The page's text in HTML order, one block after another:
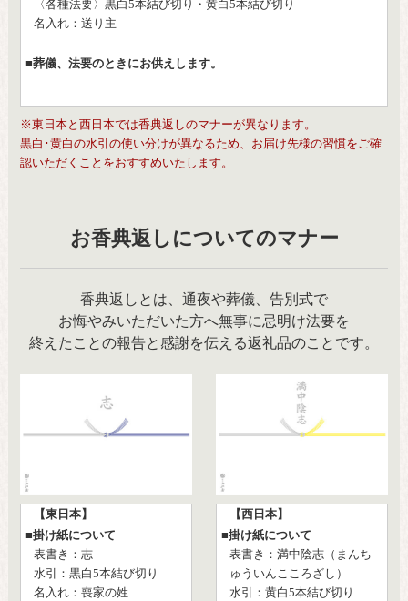
〈各種法要〉黒白5本結び切り・黄白5本結び切り
名入れ：送り主
■葬儀、法要のときにお供えします。
※東日本と西日本では香典返しのマナーが異なります。
黒白･黄白の水引の使い分けが異なるため、お届け先様の習慣をご確
認いただくことをおすすめいたします。
お香典返しについてのマナー
香典返しとは、通夜や葬儀、告別式で
お悔やみいただいた方へ無事に忌明け法要を
終えたことの報告と感謝を伝える返礼品のことです。
【東日本】
■掛け紙について
表書き：志
水引：黒白5本結び切り
名入れ：喪家の姓
【西日本】
■掛け紙について
表書き：満中陰志（まんち
ゅういんこころざし）
水引：黄白5本結び切り